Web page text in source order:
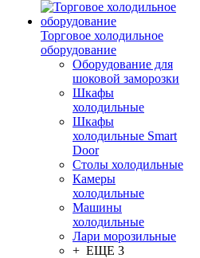
Торговое холодильное
оборудование
Оборудование для
шоковой заморозки
Шкафы
холодильные
Шкафы
холодильные Smart
Door
Столы холодильные
Камеры
холодильные
Машины
холодильные
Лари морозильные
+ ЕЩЕ 3